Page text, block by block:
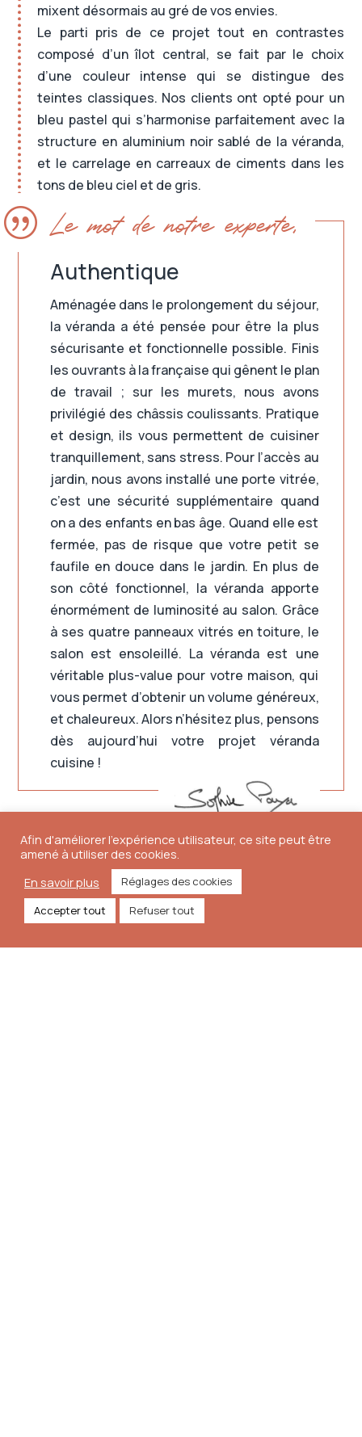
mixent désormais au gré de vos envies.
Le parti pris de ce projet tout en contrastes
composé d’un îlot central, se fait par le choix
d’une couleur intense qui se distingue des
teintes classiques. Nos clients ont opté pour un
bleu pastel qui s’harmonise parfaitement avec la
structure en aluminium noir sablé de la véranda,
et le carrelage en carreaux de ciments dans les
tons de bleu ciel et de gris.
| Le mot de notre experte,
Authentique
Aménagée dans le prolongement du séjour,
la véranda a été pensée pour être la plus
sécurisante et fonctionnelle possible. Finis
les ouvrants à la française qui gênent le plan
de travail ; sur les murets, nous avons
privilégié des châssis coulissants. Pratique
et design, ils vous permettent de cuisiner
tranquillement, sans stress. Pour l’accès au
jardin, nous avons installé une porte vitrée,
c’est une sécurité supplémentaire quand
on a des enfants en bas âge. Quand elle est
fermée, pas de risque que votre petit se
faufile en douce dans le jardin. En plus de
son côté fonctionnel, la véranda apporte
énormément de luminosité au salon. Grâce
à ses quatre panneaux vitrés en toiture, le
salon est ensoleillé. La véranda est une
véritable plus-value pour votre maison, qui
vous permet d’obtenir un volume généreux,
et chaleureux. Alors n’hésitez plus, pensons
dès aujourd’hui votre projet véranda
cuisine !
 04 67 52 72 43
Afin d'améliorer l'expérience utilisateur, ce site peut être
amené à utiliser des cookies.
En savoir plus
Réglages des cookies
Accepter tout
Refuser tout